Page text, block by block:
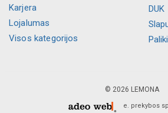
Karjera
Lojalumas
Visos kategorijos
DUK
© 2026 LEMONA
e. prekybos